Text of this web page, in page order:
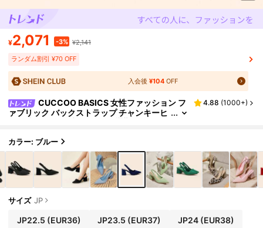
¥2,071 -3% ¥2,141
ランダム割引 ¥70 OFF
入会後¥104 OFF
CUCCOO BASICS 女性ファッション フ
ァブリック バックストラップ チャンキーヒ
ーションに適しています
4.88 (1000+)
カラー: ブルー
サイズ JP
JP22.5 (EUR36) JP23.5 (EUR37) JP24(EUR38)